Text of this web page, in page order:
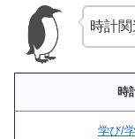
時計関
時
学び/